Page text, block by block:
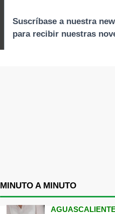
MINUTO A MINUTO